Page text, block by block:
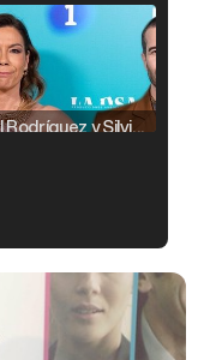
Raúl Rodríguez y Silvia Taulés nos cuentan su papel en 'La familia de la tele'